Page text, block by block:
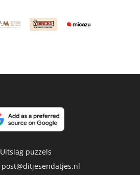
Uitslag puzzels
post@ditjesendatjes.nl